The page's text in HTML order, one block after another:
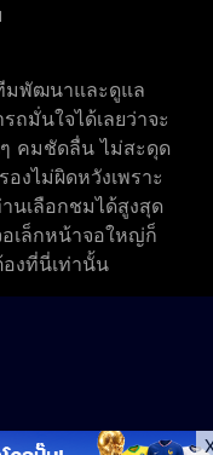
มพัฒนาและดูแล
มั่นใจได้เลยว่าจะ
คมชัดลื่น ไม่สะดุด
งไม่ผิดหวังเพราะ
นเลือกชมได้สูงสุด
อเล็กหน้าจอใหญ่ก็
องที่นี่เท่านั้น